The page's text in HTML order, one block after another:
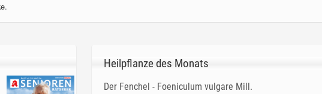
Heilpflanze des Monats
Der Fenchel - Foeniculum vulgare Mill.